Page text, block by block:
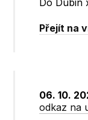
Do Dubin
Přejít na
06. 10.
odkaz na